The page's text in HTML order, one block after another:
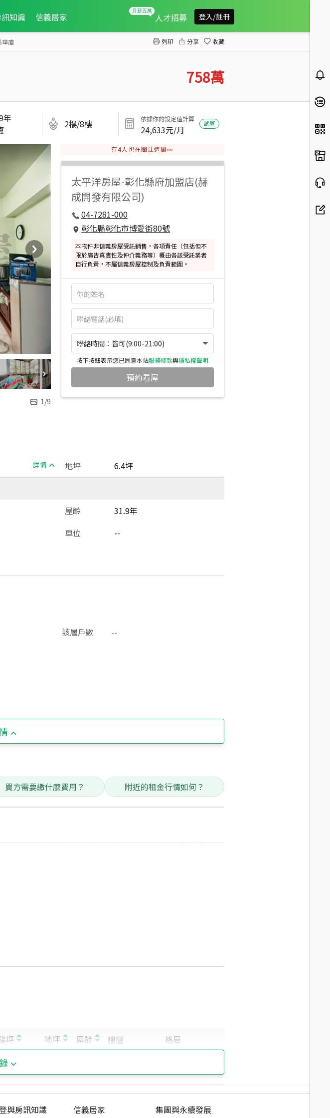
知識 信義居家 人才招募 登入/註冊
華廈 列印 分享 收藏
758萬
年
2樓/8樓 依據你的設定值計算
24,633元/月
試算
1/9
有4人也在關注這間👀
太平洋房屋-彰化縣府加盟店(赫
成開發有限公司)
04-7281-000
彰化縣彰化市博愛街80號
本物件非信義房屋受託銷售，各項責任（包括但不
限於廣告真實性及仲介義務等）概由各該受託業者
自行負責，不屬信義房屋控制及負責範圍。
聯絡時間：皆可(9:00-21:00)
按下按鈕表示您已同意本站服務條款與隱私權聲明
預約看屋
詳情 地坪
6.4坪
屋齡
31.9年
車位
--
該層戶數
--
買方需要繳什麼費用？ 附近的租金行情如何？
與房訊知識 信義居家 集團與永續發展